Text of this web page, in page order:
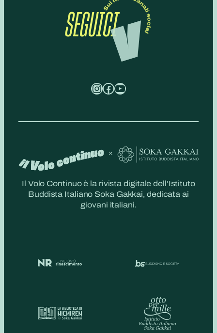
SEGUICI
InstagramFacebook YouTube
Il Volo Continuo è la rivista digitale dell’Istituto
Buddista Italiano Soka Gakkai, dedicata ai
giovani italiani.